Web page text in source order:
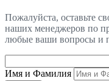
Пожалуйста, оставьте
наших менеджеров по
любые ваши вопросы и
Имя и Фамилия